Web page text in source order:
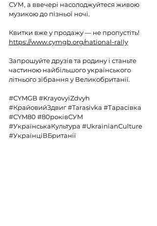
СУМ, а ввечері насолоджуйтеся живою
музикою до пізньої ночі.
Квитки вже у продажу — не пропустіть!
https://www.cymgb.org/national-rally
Запрошуйте друзів та родину і станьте
частиною найбільшого українського
літнього зібрання у Великобританії.
#CYMGB #KrayovyiZdvyh
#КрайовийЗдвиг#Tarasivka #Тарасівка
#CYM80 #80роківСУМ
#УкраїнськаКультура #UkrainianCulture
#УкраїнціВБританії